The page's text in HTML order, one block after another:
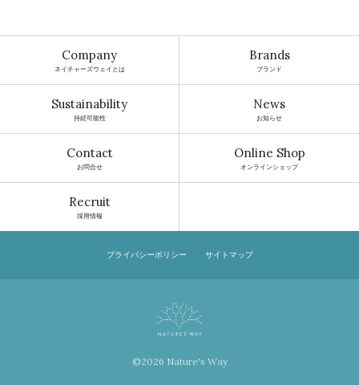
Company
ネイチャーズウェイとは
Brands
ブランド
Sustainability
持続可能性
News
お知らせ
Contact
お問合せ
Online Shop
オンラインショップ
Recruit
採用情報
プライバシーポリシー サイトマップ
©2026 Nature's Way